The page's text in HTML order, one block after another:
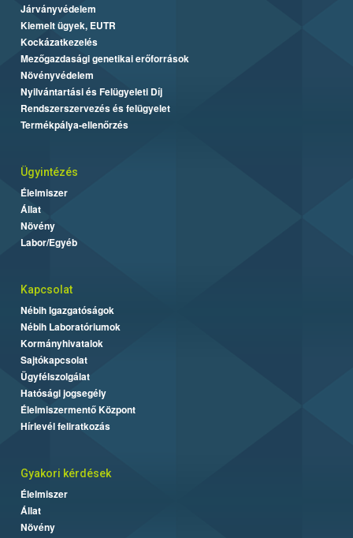
Járványvédelem
Kiemelt ügyek, EUTR
Kockázatkezelés
Mezőgazdasági genetikai erőforrások
Növényvédelem
Nyilvántartási és Felügyeleti Díj
Rendszerszervezés és felügyelet
Termékpálya-ellenőrzés
Ügyintézés
Élelmiszer
Állat
Növény
Labor/Egyéb
Kapcsolat
Nébih Igazgatóságok
Nébih Laboratóriumok
Kormányhivatalok
Sajtókapcsolat
Ügyfélszolgálat
Hatósági jogsegély
Élelmiszermentő Központ
Hírlevél feliratkozás
Gyakori kérdések
Élelmiszer
Állat
Növény